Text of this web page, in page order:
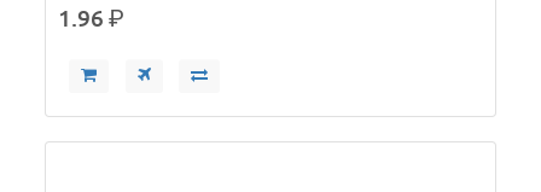
1.96р.